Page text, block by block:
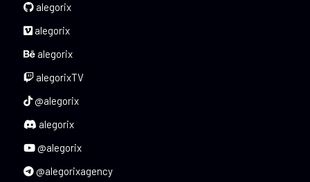
alegorix
alegorix
alegorix
alegorixTV
@alegorix
alegorix
@alegorix
@alegorixagency